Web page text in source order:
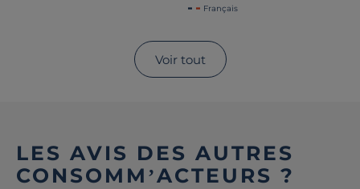
Français
Voir tout
LES AVIS DES AUTRES
CONSOMM’ACTEURS ?